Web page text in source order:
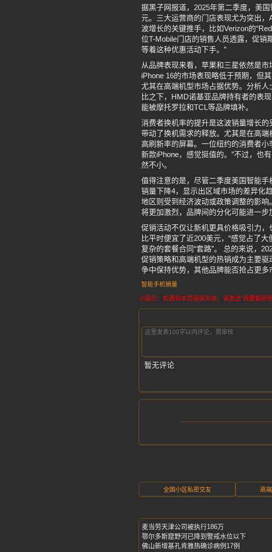
据黑子网报道，2025年第二季度，美
元。三大运营商的门店表现尤为突出
波增长的关键推手，比如Verizon的
位T-Mobile门店的销售人员透露，促销
等着这种优惠活动下手。”
从品牌表现来看，苹果和三星依然是
iPhone 16的市场表现略低于预期，但
尤其在高端机型市场占据优势。分析
比之下，HMD诺基亚品牌持有者的表
能被摩托罗拉和TCL等品牌填补。
消费者换机率的提升是这波销量增长
带动了换机需求的释放。尤其是在高
高刷新率的屏幕。一位纽约的消费者
新款iPhone，感觉挺值的。”不过，也
然不小。
值得注意的是，尽管二季度美国智能
销量下降4，显示出区域市场的差异化
地区则受到经济波动或政策调整的影
将更加激烈，品牌间的分化可能进一步
促销活动不仅让新机更具价格吸引力
比平时便宜了近200美元，“感觉占了
复杂的套餐合同“套路”。 总的来说，
促销策略和高端机型的热销成为主要
争中保持优势，其他品牌能否抢占更多
智能手机销量
小提示：如遇到本页链接失效，请发送“我要最新
暂无评论
全国小区私密交友 高
麦当劳天津公司被执行186万
鄂尔多斯窟野河已降到警戒水位以下
佛山新增基孔肯雅热确诊病例17例